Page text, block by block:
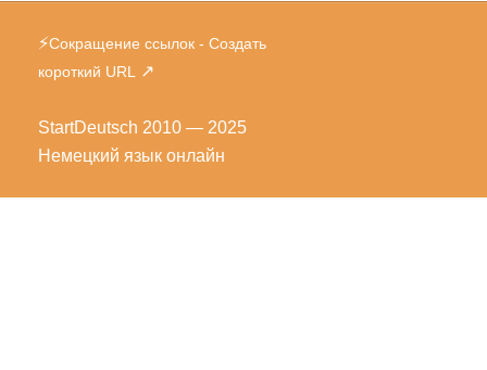
⚡Сокращение ссылок - Создать
короткий URL ↗
StartDeutsch 2010 — 2025
Немецкий язык онлайн